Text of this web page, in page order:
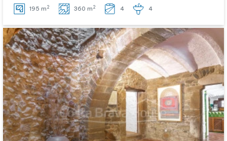
195 m 2 360 m 2 4 4